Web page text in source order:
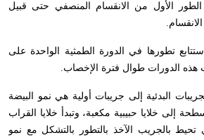
الأول من الانقسام المنصفي حتى قبيل
تطورها في الدورة الطمثية الواحدة على
الدورات طوال فترة الإخصاب.
البدئية إلى جريبات أولية هي نمو البيضة
إلى خلايا حبيبية مكعبة، وتبدأ خلايا القراب
تحيط بالجريب الآخذ بالتطور بالتشكل مع نمو